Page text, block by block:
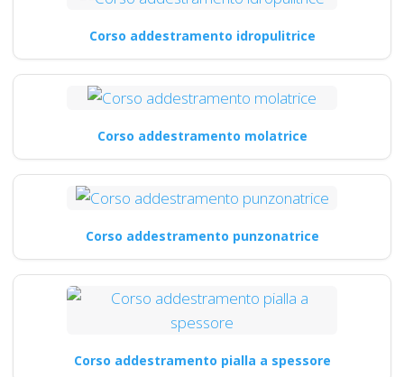
Corso addestramento idropulitrice
Corso addestramento molatrice
Corso addestramento punzonatrice
Corso addestramento pialla a spessore